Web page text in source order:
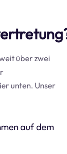
über zwei
unten. Unser
auf dem